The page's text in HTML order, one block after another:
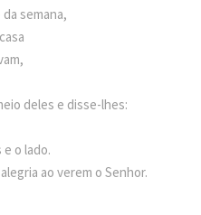
semana,
deles e disse-lhes:
o lado.
ao verem o Senhor.